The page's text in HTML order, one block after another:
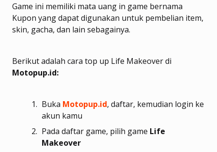
Game ini memiliki mata uang in game bernama
Kupon yang dapat digunakan untuk pembelian item,
skin, gacha, dan lain sebagainya.
Berikut adalah cara top up Life Makeover di
Motopup.id:
Buka Motopup.id, daftar, kemudian login ke
akun kamu
Pada daftar game, pilih game Life
Makeover